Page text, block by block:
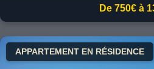
De 750€ à
APPARTEMENT EN RÉSIDENCE